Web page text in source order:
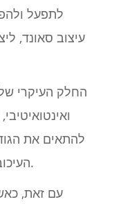
לתפעל
עיצוב סאונד,
החלק העיקרי
להתאים את
העיכוב, משוב ופרמטרים חיוניים אחרים.
עם זאת,